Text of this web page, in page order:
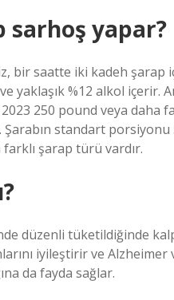
sarhoş yapar?
bir saatte iki kadeh şarap
yaklaşık %12 alkol içerir.
250 pound veya daha
standart
farklı şarap türü vardır.
düzenli tüketildiğinde
iyileştirir ve
da fayda sağlar.